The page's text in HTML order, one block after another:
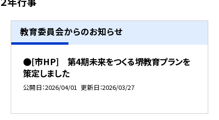
教育委員会からのお知らせ
●[市HP] 第4期未来をつくる堺教育プランを
策定しました
公開日 2026/04/01 更新日 2026/03/27